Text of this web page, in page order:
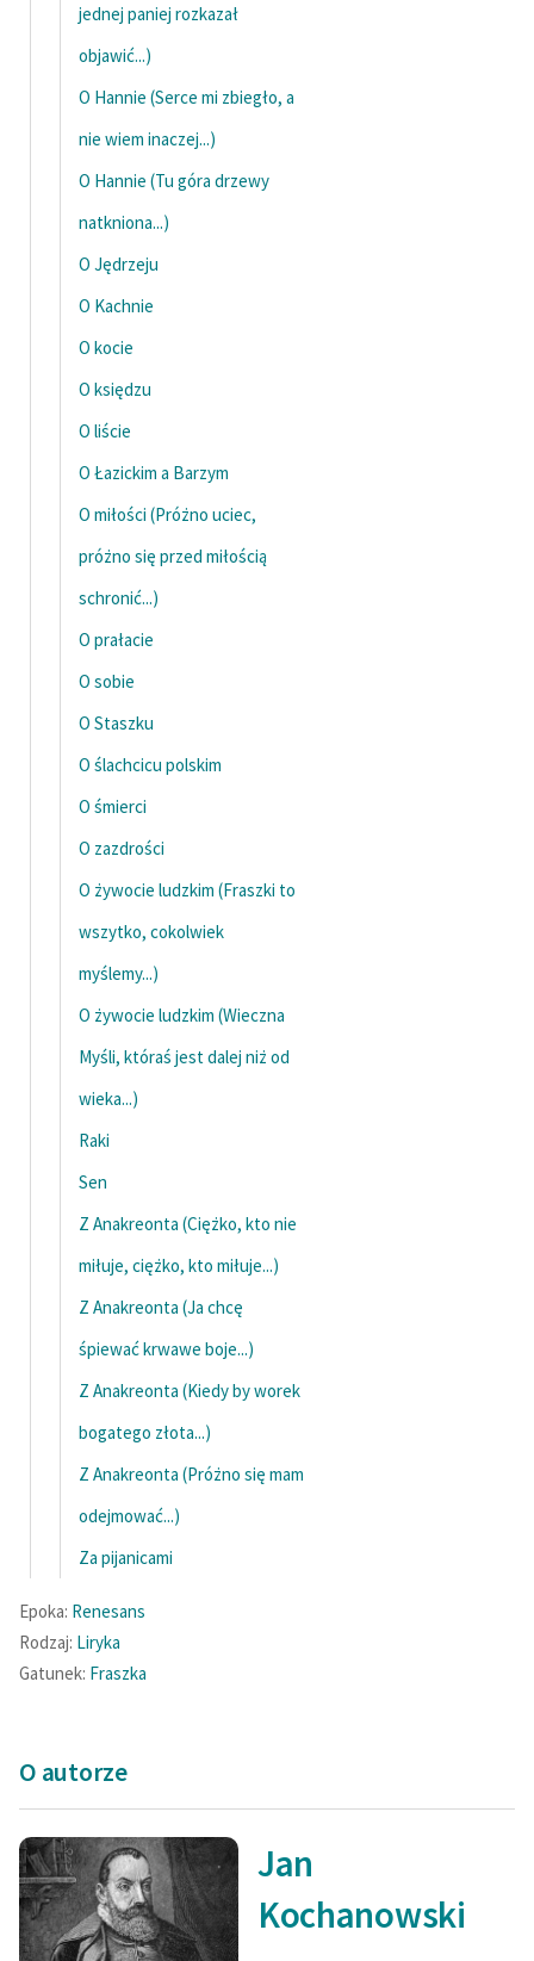
jednej paniej rozkazał
objawić...)
O Hannie (Serce mi zbiegło, a
nie wiem inaczej...)
O Hannie (Tu góra drzewy
natkniona...)
O Jędrzeju
O Kachnie
O kocie
O księdzu
O liście
O Łazickim a Barzym
O miłości (Próżno uciec,
próżno się przed miłością
schronić...)
O prałacie
O sobie
O Staszku
O ślachcicu polskim
O śmierci
O zazdrości
O żywocie ludzkim (Fraszki to
wszytko, cokolwiek
myślemy...)
O żywocie ludzkim (Wieczna
Myśli, któraś jest dalej niż od
wieka...)
Raki
Sen
Z Anakreonta (Ciężko, kto nie
miłuje, ciężko, kto miłuje...)
Z Anakreonta (Ja chcę
śpiewać krwawe boje...)
Z Anakreonta (Kiedy by worek
bogatego złota...)
Z Anakreonta (Próżno się mam
odejmować...)
Za pijanicami
Epoka: Renesans
Rodzaj: Liryka
Gatunek: Fraszka
O autorze
Jan
Kochanowski